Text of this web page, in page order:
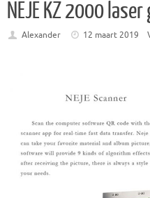
NEJE KZ 2000
Alexander 12 maart 2019